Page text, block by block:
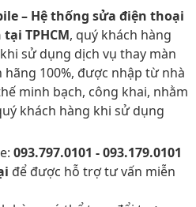
– Hệ thống sửa điện thoại
TPHCM, quý khách hàng
sử dụng dịch vụ thay màn
100%, được nhập từ nhà
minh bạch, công khai, nhằm
khách hàng khi sử dụng
093.797.0101 - 093.179.0101
để được hỗ trợ tư vấn miễn